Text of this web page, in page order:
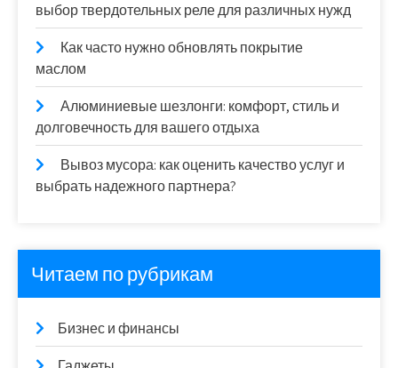
выбор твердотельных реле для различных нужд
Как часто нужно обновлять покрытие
маслом
Алюминиевые шезлонги: комфорт, стиль и
долговечность для вашего отдыха
Вывоз мусора: как оценить качество услуг и
выбрать надежного партнера?
Читаем по рубрикам
Бизнес и финансы